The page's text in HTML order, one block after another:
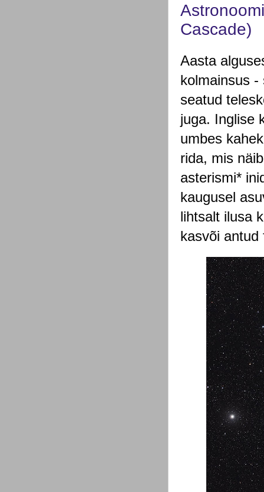
Cascade)
Aasta
kolmainsus -
seatud
juga. Inglise
umbes
rida, mis
asterismi*
kaugusel
lihtsalt ilusa
kasvõi